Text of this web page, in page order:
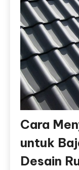
Cara
untuk
Desain